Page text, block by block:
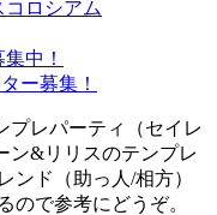
コロシアム
中！
ー募集！
プレパーティ（セイレ
ン&リリスのテンプレ
ンド（助っ人/相方）
ので参考にどうぞ。